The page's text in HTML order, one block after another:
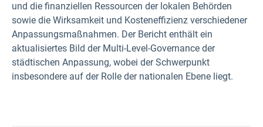
und die finanziellen Ressourcen der lokalen Behörden
sowie die Wirksamkeit und Kosteneffizienz verschiedener
Anpassungsmaßnahmen. Der Bericht enthält ein
aktualisiertes Bild der Multi-Level-Governance der
städtischen Anpassung, wobei der Schwerpunkt
insbesondere auf der Rolle der nationalen Ebene liegt.